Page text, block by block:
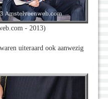
- 2013)
uiteraard ook aanwezig